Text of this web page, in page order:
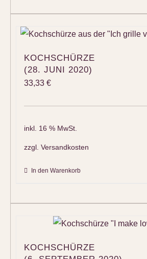
KOCHSCHÜRZE
(28. JUNI 2020)
33,33 €
inkl. 16 % MwSt.
zzgl. Versandkosten
In den Warenkorb
KOCHSCHÜRZE